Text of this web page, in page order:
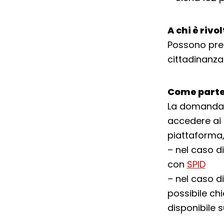
A chi è
Possono
Come
La
accedere ai
– nel caso
con SPID
– nel caso
possibile
disponibile